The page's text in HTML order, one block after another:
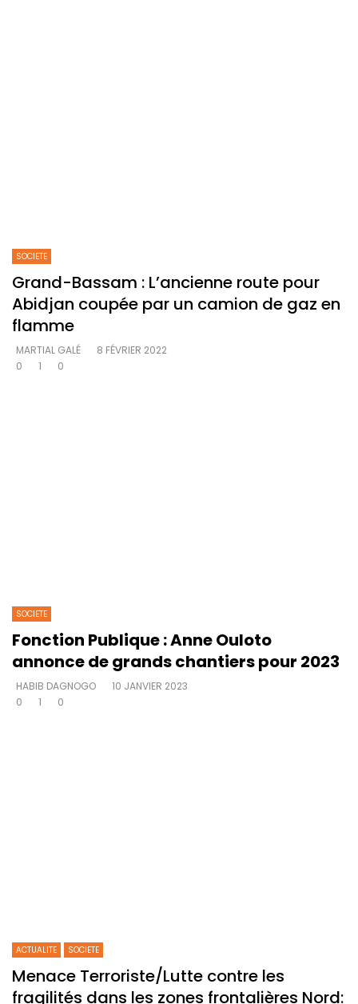
SOCIETE
Grand-Bassam : L’ancienne route pour
Abidjan coupée par un camion de gaz en
flamme
MARTIAL GALÉ
8 FÉVRIER 2022
0
1 0
SOCIETE
Fonction Publique : Anne Ouloto
annonce de grands chantiers pour 2023
HABIB DAGNOGO
10 JANVIER 2023
0
1 0
ACTUALITE SOCIETE
Menace Terroriste/Lutte contre les
fragilités dans les zones frontalières Nord: